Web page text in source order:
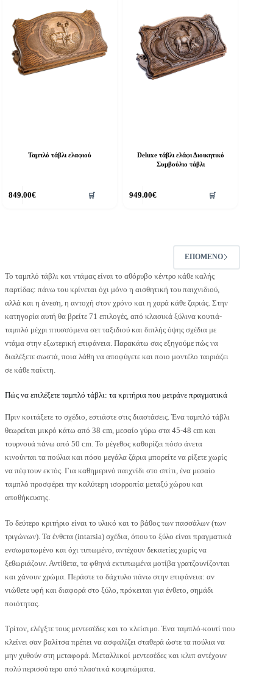
Ταμπλό τάβλι ελαφιού
849.00€ 🛒
Deluxe τάβλι ελάφι Διοικητικό
Συμβούλιο τάβλι
949.00€ 🛒
ΕΠΌΜΕΝΟ
Το ταμπλό τάβλι και ντάμας είναι το αθόρυβο κέντρο κάθε καλής
παρτίδας: πάνω του κρίνεται όχι μόνο η αισθητική του παιχνιδιού,
αλλά και η άνεση, η αντοχή στον χρόνο και η χαρά κάθε ζαριάς. Στην
κατηγορία αυτή θα βρείτε 71 επιλογές, από κλασικά ξύλινα κουτιά-
ταμπλό μέχρι πτυσσόμενα σετ ταξιδιού και διπλής όψης σχέδια με
ντάμα στην εξωτερική επιφάνεια. Παρακάτω σας εξηγούμε πώς να
διαλέξετε σωστά, ποια λάθη να αποφύγετε και ποιο μοντέλο ταιριάζει
σε κάθε παίκτη.
Πώς να επιλέξετε ταμπλό τάβλι: τα κριτήρια που μετράνε πραγματικά
Πριν κοιτάξετε το σχέδιο, εστιάστε στις διαστάσεις. Ένα ταμπλό τάβλι
θεωρείται μικρό κάτω από 38 cm, μεσαίο γύρω στα 45-48 cm και
τουρνουά πάνω από 50 cm. Το μέγεθος καθορίζει πόσο άνετα
κινούνται τα πούλια και πόσο μεγάλα ζάρια μπορείτε να ρίξετε χωρίς
να πέφτουν εκτός. Για καθημερινό παιχνίδι στο σπίτι, ένα μεσαίο
ταμπλό προσφέρει την καλύτερη ισορροπία μεταξύ χώρου και
αποθήκευσης.
Το δεύτερο κριτήριο είναι το υλικό και το βάθος των πασσάλων (των
τριγώνων). Τα ένθετα (intarsia) σχέδια, όπου το ξύλο είναι πραγματικά
ενσωματωμένο και όχι τυπωμένο, αντέχουν δεκαετίες χωρίς να
ξεθωριάζουν. Αντίθετα, τα φθηνά εκτυπωμένα μοτίβα γρατζουνίζονται
και χάνουν χρώμα. Περάστε το δάχτυλο πάνω στην επιφάνεια: αν
νιώθετε υφή και διαφορά στο ξύλο, πρόκειται για ένθετο, σημάδι
ποιότητας.
Τρίτον, ελέγξτε τους μεντεσέδες και το κλείσιμο. Ένα ταμπλό-κουτί που
κλείνει σαν βαλίτσα πρέπει να ασφαλίζει σταθερά ώστε τα πούλια να
μην χυθούν στη μεταφορά. Μεταλλικοί μεντεσέδες και κλιπ αντέχουν
πολύ περισσότερο από πλαστικά κουμπώματα.